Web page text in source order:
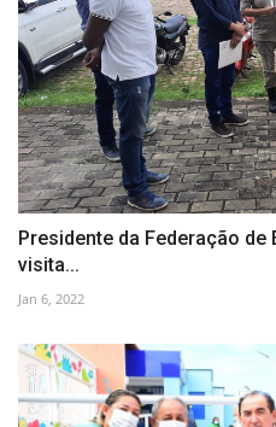
Presidente da Federação
visita...
Jan 6, 2022